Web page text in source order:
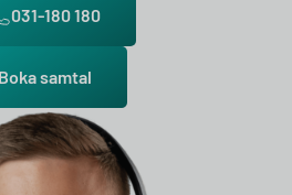
031-180 180
Boka samtal